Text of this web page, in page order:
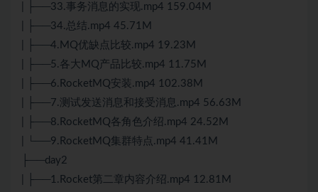
| ├──33.事务消息的实现.mp4 159.04M
| ├──34.总结.mp4 45.71M
| ├──4.MQ优缺点比较.mp4 19.23M
| ├──5.各大MQ产品比较.mp4 11.75M
| ├──6.RocketMQ安装.mp4 102.38M
| ├──7. 测试 发送消息和接受消息.mp4 56.63M
| ├──8.RocketMQ各角色介绍.mp4 24.52M
| └──9.RocketMQ集群特点.mp4 41.41M
├──day2
| ├──1.Rocket第二章内容介绍.mp4 12.81M